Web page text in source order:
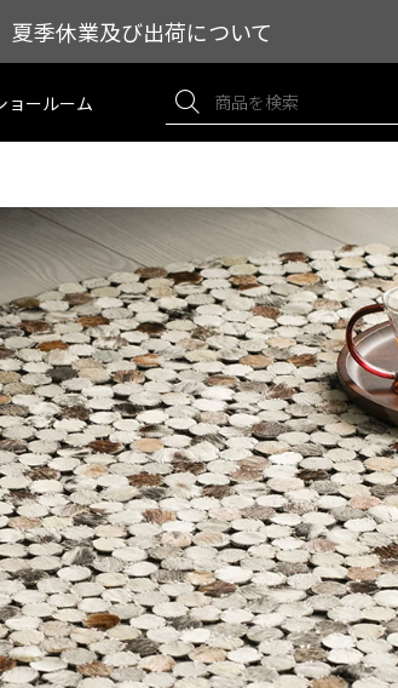
夏季休業及び出荷について
ョールーム